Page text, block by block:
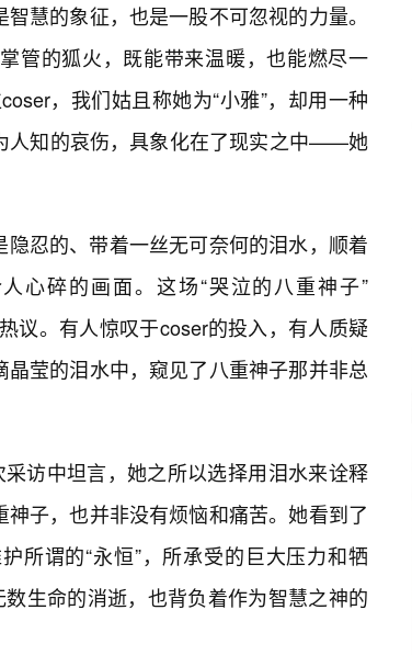
慧的象征，也是一股不可忽视的力量。
管的狐火，既能带来温暖，也能燃尽一
，我们姑且称她为“小雅”，却用一种
人知的哀伤，具象化在了现实之中——她
忍的、带着一丝无可奈何的泪水，顺着
心碎的画面。这场“哭泣的八重神子”
议。有人惊叹于coser的投入，有人质疑
莹的泪水中，窥见了八重神子那并非总
访中坦言，她之所以选择用泪水来诠释
子，也并非没有烦恼和痛苦。她看到了
所谓的“永恒”，所承受的巨大压力和牺
生命的消逝，也背负着作为智慧之神的